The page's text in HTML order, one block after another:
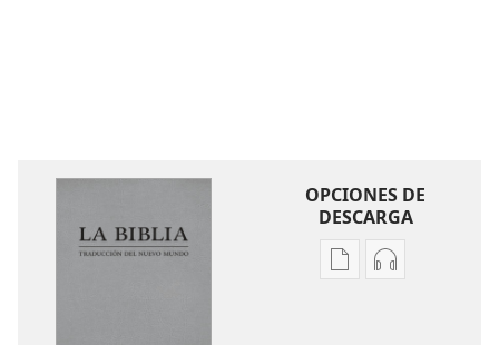
OPCIONES DE
DESCARGA
OpcionesOpciones